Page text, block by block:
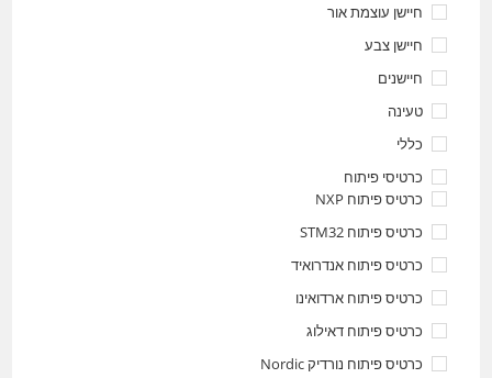
חיישן עוצמת אור
חיישן צבע
חיישנים
טעינה
כללי
כרטיסי פיתוח
כרטיס פיתוח NXP
כרטיס פיתוח STM32
כרטיס פיתוח אנדרואיד
כרטיס פיתוח ארדואינו
כרטיס פיתוח דאילוג
כרטיס פיתוח נורדיק Nordic